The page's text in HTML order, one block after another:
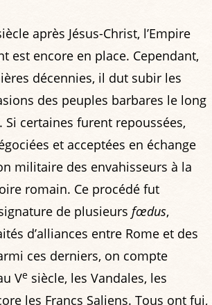
après Jésus-Christ, l’Empire
est encore en place. Cependant,
décennies, il dut subir les
des peuples barbares le long
Si certaines furent repoussées,
et acceptées en échange
militaire des envahisseurs à la
romain. Ce procédé fut
de plusieurs fœdus,
d’alliances entre Rome et des
ces derniers, on compte
Ve siècle, les Vandales, les
les Francs Saliens. Tous ont fui,